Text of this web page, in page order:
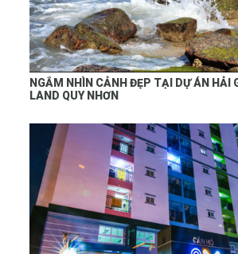
NGẮM NHÌN CẢNH ĐẸP TẠI DỰ ÁN HẢI
LAND QUY NHƠN